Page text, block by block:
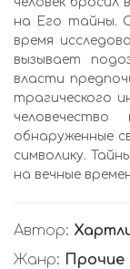
на Его тайны.
время
вызывает
власти
трагического
обнаруженные
символику.
на вечные
Автор:
Жанр: